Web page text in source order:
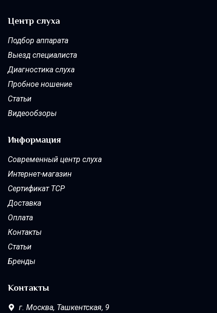
Центр слуха
Подбор аппарата
Выезд специалиста
Диагностика слуха
Пробное ношение
Статьи
Видеообзоры
Информация
Современный центр слуха
Интернет-магазин
Сертификат ТСР
Доставка
Оплата
Контакты
Статьи
Бренды
Контакты
г. Москва, Ташкентская, 9